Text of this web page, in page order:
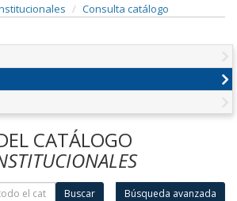
Consulta catálogo
CATÁLOGO
Buscar Búsqueda avanzada